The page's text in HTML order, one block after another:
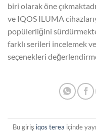
biri olarak öne
ve IQOS ILUMA
popülerliğini
farklı serileri incelemek
seçenekleri
Bu giriş iqos terea içinde